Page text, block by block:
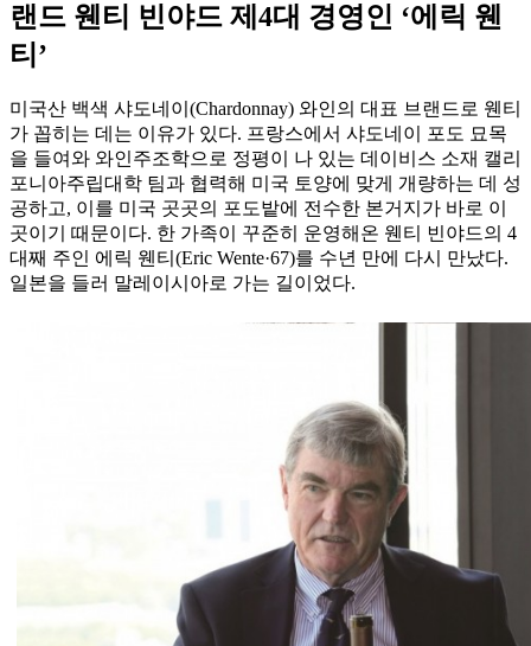
랜드 웬티 빈야드 제4대 경영인 ‘에릭 웬
티’
미국산 백색 샤도네이(Chardonnay) 와인의 대표 브랜드로 웬티
가 꼽히는 데는 이유가 있다. 프랑스에서 샤도네이 포도 묘목
을 들여와 와인주조학으로 정평이 나 있는 데이비스 소재 캘리
포니아주립대학 팀과 협력해 미국 토양에 맞게 개량하는 데 성
공하고, 이를 미국 곳곳의 포도밭에 전수한 본거지가 바로 이
곳이기 때문이다. 한 가족이 꾸준히 운영해온 웬티 빈야드의 4
대째 주인 에릭 웬티(Eric Wente·67)를 수년 만에 다시 만났다.
일본을 들러 말레이시아로 가는 길이었다.